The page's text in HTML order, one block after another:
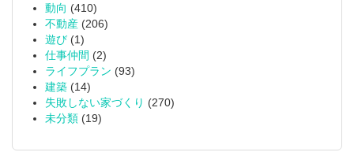
動向 (410)
不動産 (206)
遊び (1)
仕事仲間 (2)
ライフプラン (93)
建築 (14)
失敗しない家づくり (270)
未分類 (19)